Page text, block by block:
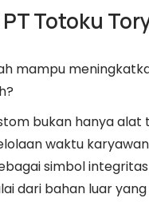
Totoku
mampu
bukan hanya alat
waktu
simbol
dari bahan luar